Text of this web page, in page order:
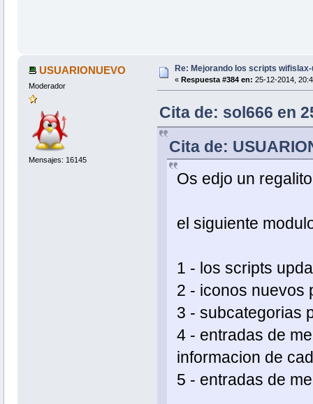
#Si no existe el fichero se
F_download
#Descomprimir fichero descargado y
#Hacemos strip sobre el paquete
#Creamos xzm , instalamos y salimos
f_tareasFinales
USUARIONUEVO
Moderador
Mensajes: 16145
Re: Mejorando los scripts
« Respuesta #384 en: 25-12-2014,
Cita de: sol666 en
Cita de:
Os edjo un
el siguiente
1 - los scripts
2 - iconos nuevos
3 - subcategorias
4 - entradas de
informacion de
5 - entradas de